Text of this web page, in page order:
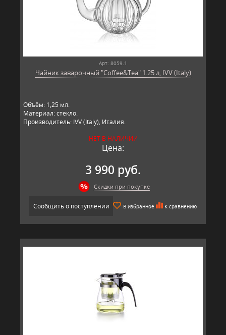
Арт: 8059.1
Чайник заварочный "Coffee&Tea" 1.25 л, IVV (Italy)
Объём: 1,25 мл.
Материал: стекло.
Производитель: IVV (Italy), Италия.
НЕТ В НАЛИЧИИ
Цена:
3 990 руб.
Скидки при покупке
Сообщить о поступлении В избранное К сравнению